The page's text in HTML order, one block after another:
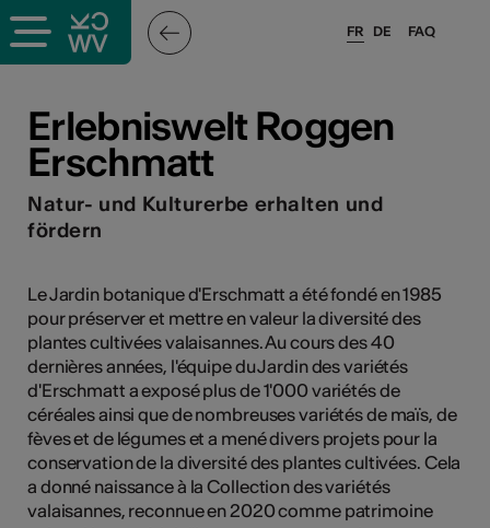
pros
FAQ
FR DE
Erlebniswelt Roggen
Erschmatt
Natur- und Kulturerbe erhalten und
fördern
Le Jardin botanique d'Erschmatt a été fondé en 1985
pour préserver et mettre en valeur la diversité des
plantes cultivées valaisannes. Au cours des 40
dernières années, l'équipe du Jardin des variétés
d'Erschmatt a exposé plus de 1'000 variétés de
céréales ainsi que de nombreuses variétés de maïs, de
fèves et de légumes et a mené divers projets pour la
conservation de la diversité des plantes cultivées. Cela
a donné naissance à la Collection des variétés
valaisannes, reconnue en 2020 comme patrimoine